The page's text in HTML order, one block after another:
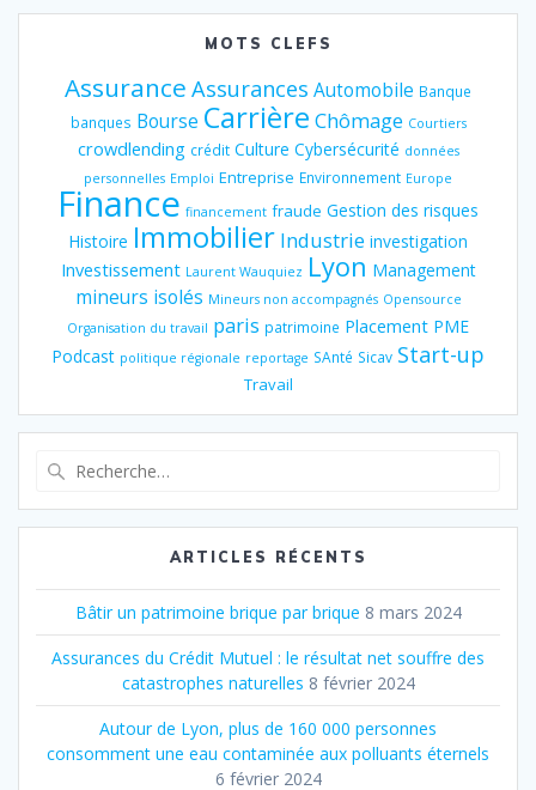
MOTS CLEFS
Assurance Assurances Automobile Banque
banques Bourse Carrière Chômage Courtiers
crowdlending crédit Culture Cybersécurité données
personnelles Emploi Entreprise Environnement Europe
Finance financement fraude Gestion des risques
Histoire Immobilier Industrie investigation
Investissement Laurent Wauquiez Lyon Management
mineurs isolés Mineurs non accompagnés Opensource
Organisation du travail paris patrimoine Placement PME
Podcast politique régionale reportage SAnté Sicav Start-up
Travail
:
ARTICLES RÉCENTS
Bâtir un patrimoine brique par brique 8 mars 2024
Assurances du Crédit Mutuel : le résultat net souffre des
catastrophes naturelles 8 février 2024
Autour de Lyon, plus de 160 000 personnes
consomment une eau contaminée aux polluants éternels
6 février 2024